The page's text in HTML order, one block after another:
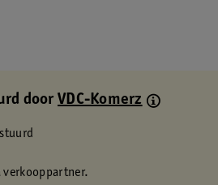
doorVDC-Komerz
verkooppartner.